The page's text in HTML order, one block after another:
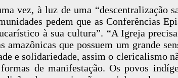
vez, à luz de uma “descentralização
pedem que as Conferências
à sua cultura”. “A Igreja precisa
amazônicas que possuem um grande
e solidariedade, assim o clericalismo
de manifestação. Os povos